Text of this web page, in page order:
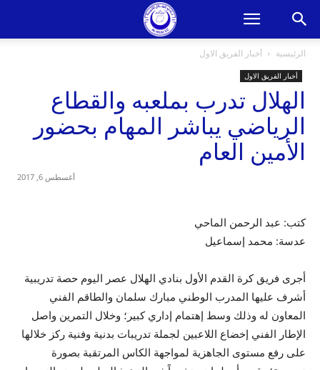
الرئيسية أخبار الفريق الاول
أخبار الفريق الاول
الهلال تدرب بملعبه والقطاع
الرياضي يباشر المهام بحضور
الأمين العام
أغسطس 6, 2017
كتب: عبد الرحمن الماحي
عدسة: محمد إسماعيل
أجرى فريق كرة القدم الأول بنادي الهلال عصر اليوم حصة تدريبية
أشرف عليها المدرب الوطني مبارك سلمان والطاقم الفني
المعاون له وذلك وسط إهتمام إداري كبير؛ وخلال التمرين واصل
الإطار الفني إخضاع اللاعبين لجملة تدريبات بدنية وفنية ركز خلالها
على رفع مستوى الجاهزية لمواجهة الكاس المرتقبة بصورة